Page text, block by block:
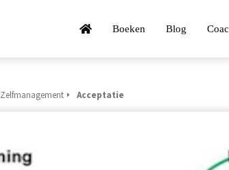
Boeken Blog
Zelfmanagement Acceptatie